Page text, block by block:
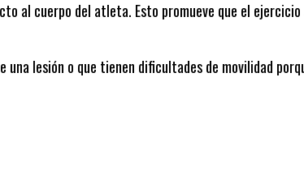
al cuerpo del atleta. Esto promueve que el
lesión o que tienen dificultades de movilidad